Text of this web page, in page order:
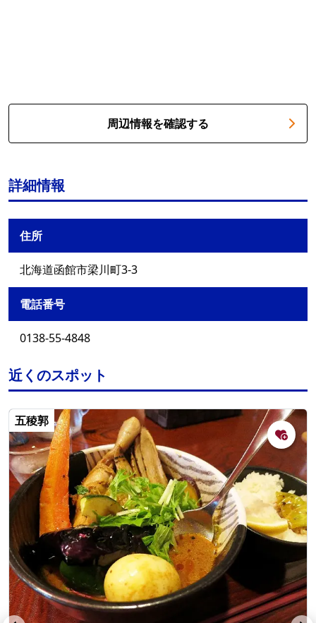
周辺情報を確認する
詳細情報
住所
北海道函館市梁川町3-3
電話番号
0138-55-4848
近くのスポット
五稜郭